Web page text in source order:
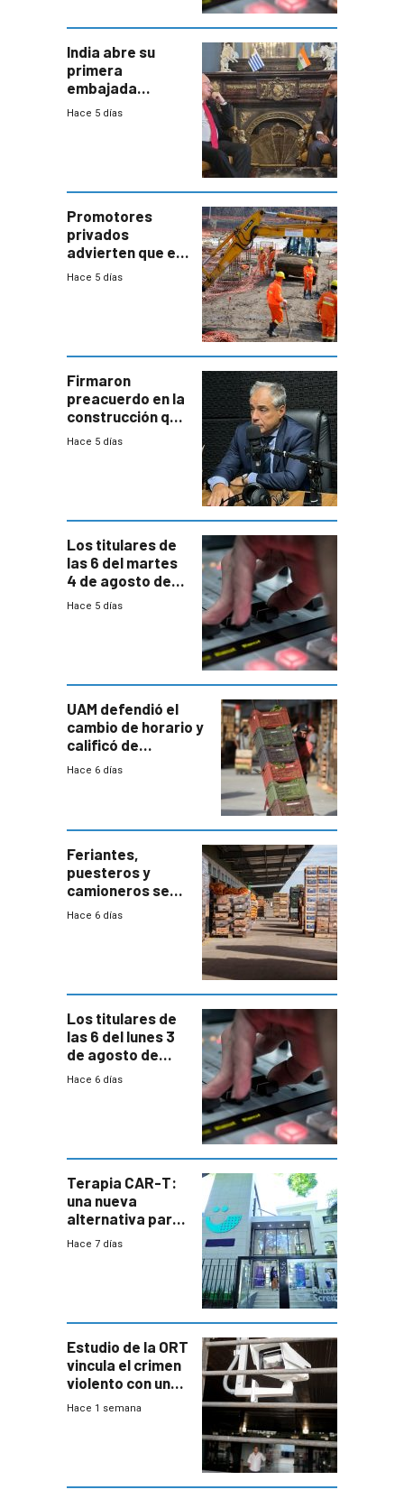
India abre su
primera
embajada
residente en
enorme
potencial
Hace 5 días
Promotores
privados
advierten que el
nuevo convenio
a revisar
proyectos
Hace 5 días
Firmaron
preacuerdo en la
construcción que
comprende
Hace 5 días
Los titulares de
las 6 del martes
4 de agosto de
2026
Hace 5 días
UAM defendió el
cambio de horario y
calificó de
“desproporcionado”
Hace 6 días
Feriantes,
puesteros y
camioneros se
movilizaron en
Hace 6 días
Los titulares de
las 6 del lunes 3
de agosto de
2026
Hace 6 días
Terapia CAR-T:
una nueva
alternativa para
niños y
Hace 7 días
Estudio de la ORT
vincula el crimen
violento con una
menor creación
Hace 1 semana